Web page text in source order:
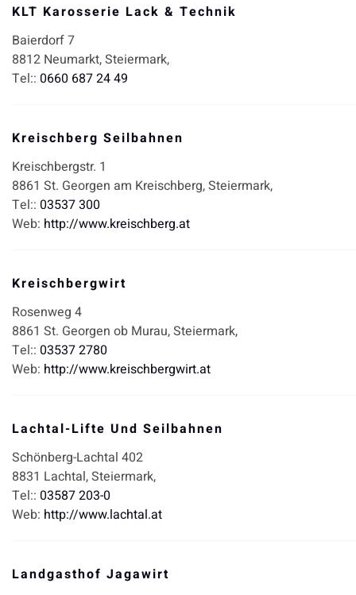
KLT Karosserie Lack & Technik
Baierdorf 7
8812 Neumarkt,Steiermark,
Tel:: 0660 687 24 49
Kreischberg Seilbahnen
Kreischbergstr. 1
8861 St. Georgen am Kreischberg,Steiermark,
Tel:: 03537 300
Web: http://www.kreischberg.at
Kreischbergwirt
Rosenweg 4
8861 St. Georgen ob Murau,Steiermark,
Tel:: 03537 2780
Web: http://www.kreischbergwirt.at
Lachtal-Lifte Und Seilbahnen
Schönberg-Lachtal 402
8831 Lachtal,Steiermark,
Tel:: 03587 203-0
Web: http://www.lachtal.at
Landgasthof Jagawirt